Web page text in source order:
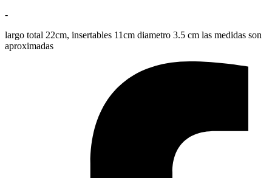
-
largo total 22cm, insertables 11cm diametro 3.5 cm las medidas son
aproximadas